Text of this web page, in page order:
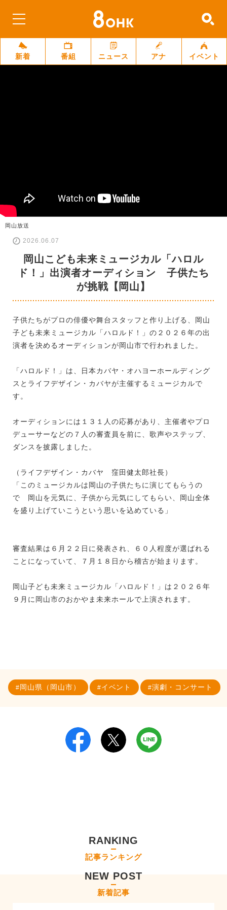
新着 番組 ニュース アナ イベント
岡山放送
2026.06.07
岡山こども未来ミュージカル「ハロル
ド！」出演者オーディション 子供たち
が挑戦【岡山】
子供たちがプロの俳優や舞台スタッフと作り上げる、岡山
子ども未来ミュージカル「ハロルド！」の２０２６年の出
演者を決めるオーディションが岡山市で行われました。
「ハロルド！」は、日本カバヤ・オハヨーホールディング
スとライフデザイン・カバヤが主催するミュージカルで
す。
オーディションには１３１人の応募があり、主催者やプロ
デューサーなどの７人の審査員を前に、歌声やステップ、
ダンスを披露しました。
（ライフデザイン・カバヤ 窪田健太郎社長）
「このミュージカルは岡山の子供たちに演じてもらうの
で 岡山を元気に、子供から元気にしてもらい、岡山全体
を盛り上げていこうという思いを込めている」
審査結果は６月２２日に発表され、６０人程度が選ばれる
ことになっていて、７月１８日から稽古が始まります。
岡山子ども未来ミュージカル「ハロルド！」は２０２６年
９月に岡山市のおかやま未来ホールで上演されます。
岡山県（岡山市） イベント 演劇・コンサート
RANKING
記事ランキング
NEW POST
新着記事